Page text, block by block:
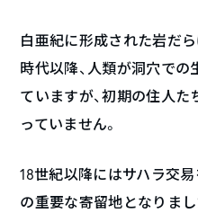
白亜紀に形成された岩だ
時代以降、人類が洞穴で
ていますが、初期の住人
っていません。
18世紀以降にはサハラ交
の重要な寄留地となりま